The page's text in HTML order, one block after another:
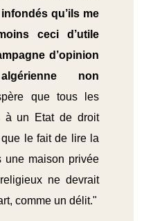
qu’ils me
ceci d’utile
d’opinion
non
que tous les
à un Etat de droit
le fait de lire la
une maison privée
ne devrait
comme un délit."